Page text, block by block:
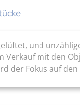
und
mit den
der Fokus auf